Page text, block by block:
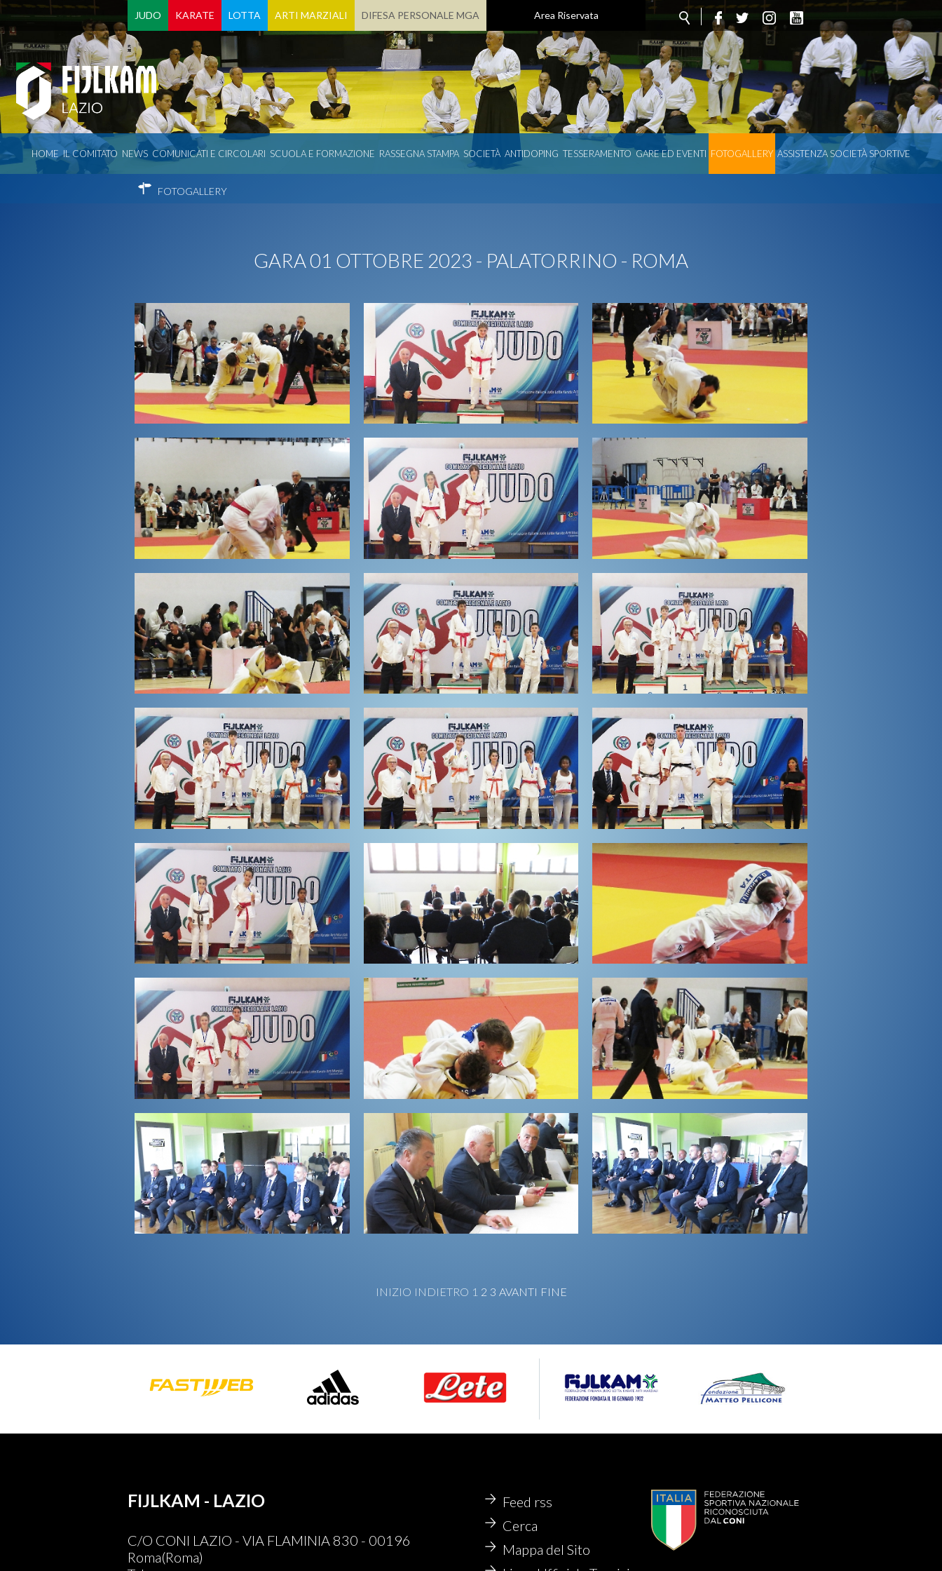
JUDO KARATE LOTTA ARTI MARZIALI DIFESA PERSONALE MGA Area Riservata
HOME IL COMITATO NEWS COMUNICATI E CIRCOLARI SCUOLA E FORMAZIONE RASSEGNA STAMPA SOCIETÀ ANTIDOPING TESSERAMENTO GARE ED EVENTI FOTOGALLERY ASSISTENZA SOCIETÀ SPORTIVE
FOTOGALLERY
GARA 01 OTTOBRE 2023 - PALATORRINO - ROMA
INIZIO INDIETRO 1 2 3 AVANTI FINE
FIJLKAM - LAZIO
C/O CONI LAZIO - VIA FLAMINIA 830 - 00196
Roma(Roma)
Feed rss
Cerca
Mappa del Sito